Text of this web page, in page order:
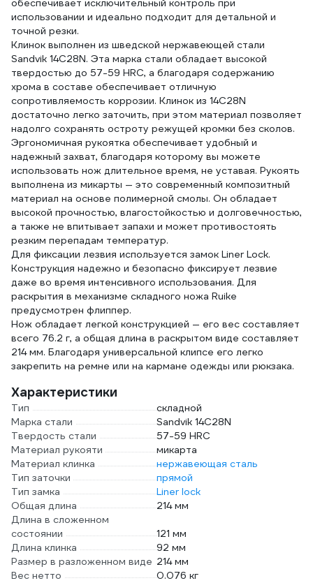
обеспечивает исключительный контроль при
использовании и идеально подходит для детальной и
точной резки.
Клинок выполнен из шведской нержавеющей стали
Sandvik 14C28N. Эта марка стали обладает высокой
твердостью до 57-59 HRC, а благодаря содержанию
хрома в составе обеспечивает отличную
сопротивляемость коррозии. Клинок из 14C28N
достаточно легко заточить, при этом материал позволяет
надолго сохранять остроту режущей кромки без сколов.
Эргономичная рукоятка обеспечивает удобный и
надежный захват, благодаря которому вы можете
использовать нож длительное время, не уставая. Рукоять
выполнена из микарты — это современный композитный
материал на основе полимерной смолы. Он обладает
высокой прочностью, влагостойкостью и долговечностью,
а также не впитывает запахи и может противостоять
резким перепадам температур.
Для фиксации лезвия используется замок Liner Lock.
Конструкция надежно и безопасно фиксирует лезвие
даже во время интенсивного использования. Для
раскрытия в механизме складного ножа Ruike
предусмотрен флиппер.
Нож обладает легкой конструкцией — его вес составляет
всего 76.2 г, а общая длина в раскрытом виде составляет
214 мм. Благодаря универсальной клипсе его легко
закрепить на ремне или на кармане одежды или рюкзака.
Характеристики
Тип
складной
Марка стали
Sandvik 14C28N
Твердость стали
57-59 HRC
Материал рукояти
микарта
Материал клинка
нержавеющая сталь
Тип заточки
прямой
Тип замка
Liner lock
Общая длина
214 мм
Длина в сложенном
состоянии
121 мм
Длина клинка
92 мм
Размер в разложенном виде 214 мм
Вес нетто
0.076 кг